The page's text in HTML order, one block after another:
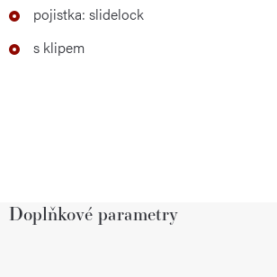
pojistka: slidelock
s klipem
Doplňkové parametry